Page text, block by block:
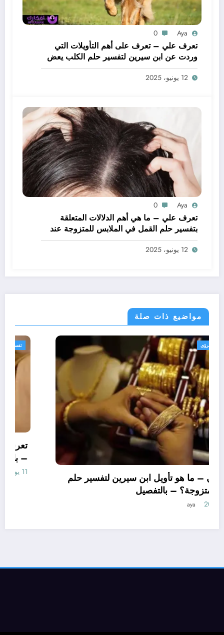
Aya
0
تعرف علي – تعرف على أهم التأويلات التي
وردت عن ابن سيرين لتفسير حلم الكلب يعض
يدي – بالتفصيل
12 يونيو، 2025
Aya
0
تعرف علي – ما هي أهم الدلالات المتعلقة
بتفسير حلم القمل في الملابس للمتزوجة عند
ابن سيرين؟ – بالتفصيل
12 يونيو، 2025
مواضيع ذات صلة
تفسير الاحلام والرؤى
تعرف علي – ما هو تأويل ابن سيرين لتفسير حلم
الاساور للمتزوجة؟ – بالتفصيل
10 يونيو، 2025